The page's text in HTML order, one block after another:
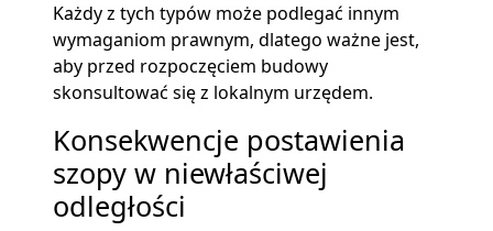
Każdy z tych typów może podlegać innym
wymaganiom prawnym, dlatego ważne jest,
aby przed rozpoczęciem budowy
skonsultować się z lokalnym urzędem.
Konsekwencje postawienia
szopy w niewłaściwej
odległości